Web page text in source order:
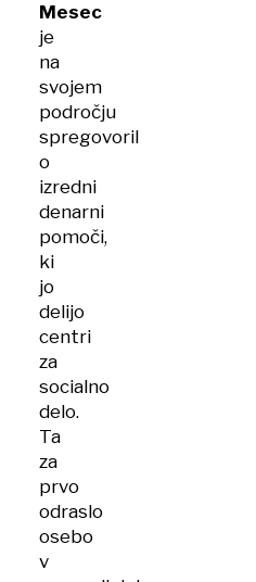
Mesec
je
na
svojem
področju
spregovoril
o
izredni
denarni
pomoči,
ki
jo
delijo
centri
za
socialno
delo.
Ta
za
prvo
odraslo
osebo
v